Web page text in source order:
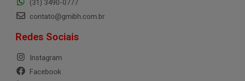
(31) 3490-0777
contato@gmibh.com.br
Redes Sociais
Instagram
Facebook